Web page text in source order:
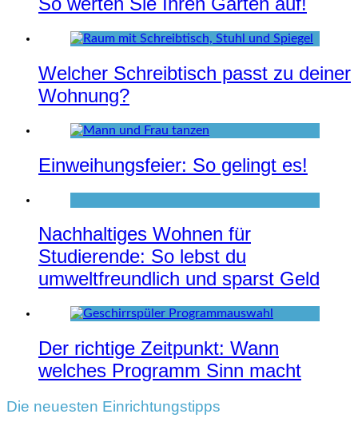
Welcher Schreibtisch passt zu deiner
Wohnung?
Einweihungsfeier: So gelingt es!
Nachhaltiges Wohnen für
Studierende: So lebst du
umweltfreundlich und sparst Geld
Der richtige Zeitpunkt: Wann
welches Programm Sinn macht
Die neuesten Einrichtungstipps